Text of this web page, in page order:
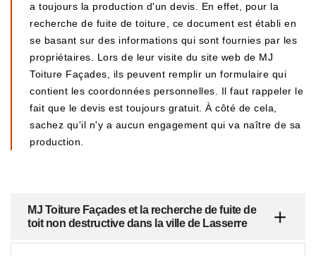
a toujours la production d'un devis. En effet, pour la
recherche de fuite de toiture, ce document est établi en
se basant sur des informations qui sont fournies par les
propriétaires. Lors de leur visite du site web de MJ
Toiture Façades, ils peuvent remplir un formulaire qui
contient les coordonnées personnelles. Il faut rappeler le
fait que le devis est toujours gratuit. À côté de cela,
sachez qu'il n'y a aucun engagement qui va naître de sa
production.
MJ Toiture Façades et la recherche de fuite de
toit non destructive dans la ville de Lasserre